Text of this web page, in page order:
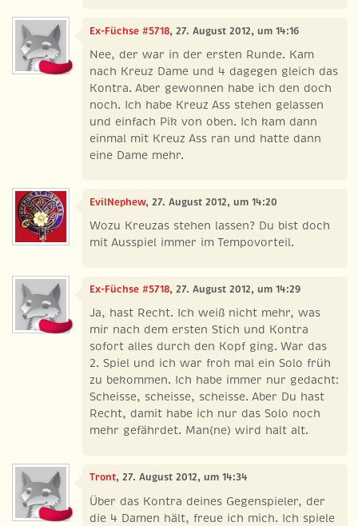
Ex-Füchse #5718, 27. August 2012, um 14:16
Nee, der war in der ersten Runde. Kam
nach Kreuz Dame und 4 dagegen gleich das
Kontra. Aber gewonnen habe ich den doch
noch. Ich habe Kreuz Ass stehen gelassen
und einfach Pik von oben. Ich kam dann
einmal mit Kreuz Ass ran und hatte dann
eine Dame mehr.
EvilNephew, 27. August 2012, um 14:20
Wozu Kreuzas stehen lassen? Du bist doch
mit Ausspiel immer im Tempovorteil.
Ex-Füchse #5718, 27. August 2012, um 14:29
Ja, hast Recht. Ich weiß nicht mehr, was
mir nach dem ersten Stich und Kontra
sofort alles durch den Kopf ging. War das
2. Spiel und ich war froh mal ein Solo früh
zu bekommen. Ich habe immer nur gedacht:
Scheisse, scheisse, scheisse. Aber Du hast
Recht, damit habe ich nur das Solo noch
mehr gefährdet. Man(ne) wird halt alt.
Tront, 27. August 2012, um 14:34
Über das Kontra deines Gegenspieler, der
die 4 Damen hält, freue ich mich. Ich spiele